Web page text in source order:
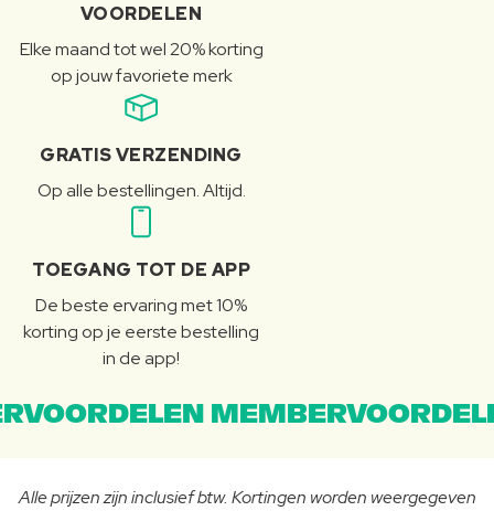
VOORDELEN
Elke maand tot wel 20% korting
op jouw favoriete merk
GRATIS VERZENDING
Op alle bestellingen. Altijd.
TOEGANG TOT DE APP
De beste ervaring met 10%
korting op je eerste bestelling
in de app!
Alle prijzen zijn inclusief btw. Kortingen worden weergegeven